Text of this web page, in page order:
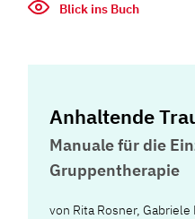
Blick ins Buch
Anhaltende
Manuale für die
Gruppentherapie
von Rita Rosner,Gabriele